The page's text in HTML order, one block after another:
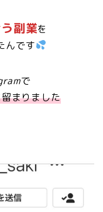
副業を
んです
で
まりました